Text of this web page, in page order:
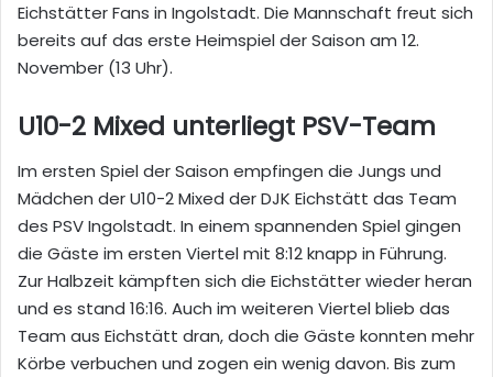
Eichstätter Fans in Ingolstadt. Die Mannschaft freut sich
bereits auf das erste Heimspiel der Saison am 12.
November (13 Uhr).
U10-2 Mixed unterliegt PSV-Team
Im ersten Spiel der Saison empfingen die Jungs und
Mädchen der U10-2 Mixed der DJK Eichstätt das Team
des PSV Ingolstadt. In einem spannenden Spiel gingen
die Gäste im ersten Viertel mit 8:12 knapp in Führung.
Zur Halbzeit kämpften sich die Eichstätter wieder heran
und es stand 16:16. Auch im weiteren Viertel blieb das
Team aus Eichstätt dran, doch die Gäste konnten mehr
Körbe verbuchen und zogen ein wenig davon. Bis zum